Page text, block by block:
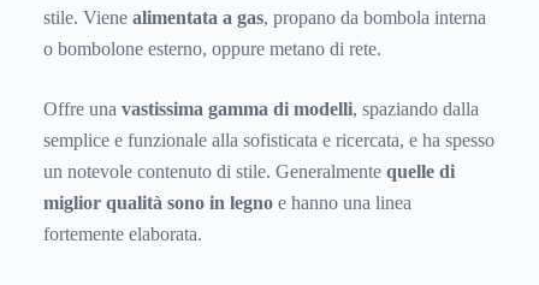
stile. Viene alimentata a gas, propano da bombola interna
o bombolone esterno, oppure metano di rete.
Offre una vastissima gamma di modelli, spaziando dalla
semplice e funzionale alla sofisticata e ricercata, e ha spesso
un notevole contenuto di stile. Generalmente quelle di
miglior qualità sono in legno e hanno una linea
fortemente elaborata.